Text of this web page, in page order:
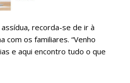
recorda-se de ir à
com os familiares. “Venho
e aqui encontro tudo o que